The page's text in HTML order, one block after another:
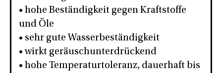
• hohe Beständigkeit gegen Kraftstoffe
und Öle
• sehr gute Wasserbeständigkeit
• wirkt geräuschunterdrückend
• hohe Temperaturtoleranz, dauerhaft bis